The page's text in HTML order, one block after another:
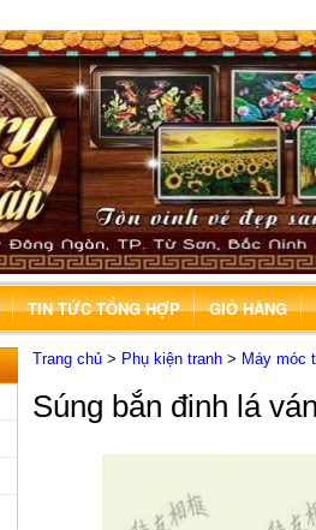
TIN TỨC TỔNG HỢP GIỎ HÀNG
Trang chủ > Phụ kiện tranh > Máy móc
Súng bắn đinh lá